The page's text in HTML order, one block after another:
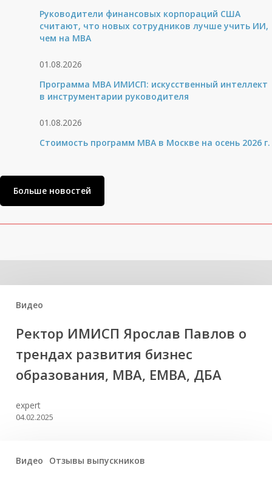
Руководители финансовых корпораций США
считают, что новых сотрудников лучше учить ИИ,
чем на МВА
01.08.2026
Программа MBA ИМИСП: искусственный интеллект
в инструментарии руководителя
01.08.2026
Стоимость программ MBA в Москве на осень 2026 г.
Больше новостей
Видео
Ректор ИМИСП Ярослав Павлов о
трендах развития бизнес
образования, MBA, EMBA, ДБА
expert
04.02.2025
Видео Отзывы выпускников